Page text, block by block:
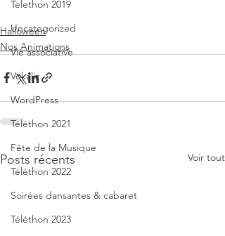
Telethon 2019
Uncategorized
Vie associative
Vokaliz
WordPress
Téléthon 2021
Fête de la Musique
Téléthon 2022
Soirées dansantes & cabaret
Téléthon 2023
Halloween
Nos Animations
Posts récents Voir tout